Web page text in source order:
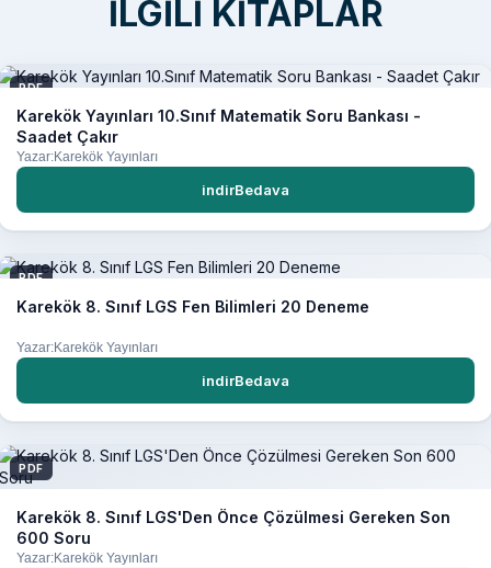
İLGILI KITAPLAR
PDF
Karekök Yayınları 10.Sınıf Matematik Soru Bankası -
Saadet Çakır
Yazar:Karekök Yayınları
indirBedava
PDF
Karekök 8. Sınıf LGS Fen Bilimleri 20 Deneme
Yazar:Karekök Yayınları
indirBedava
PDF
Karekök 8. Sınıf LGS'Den Önce Çözülmesi Gereken Son
600 Soru
Yazar:Karekök Yayınları